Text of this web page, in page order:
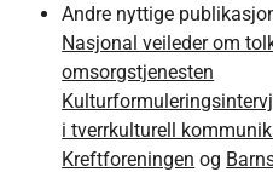
Andre nyttige
Nasjonal veileder om
omsorgstjenesten
i tverrkulturell
Kreftforeningen og